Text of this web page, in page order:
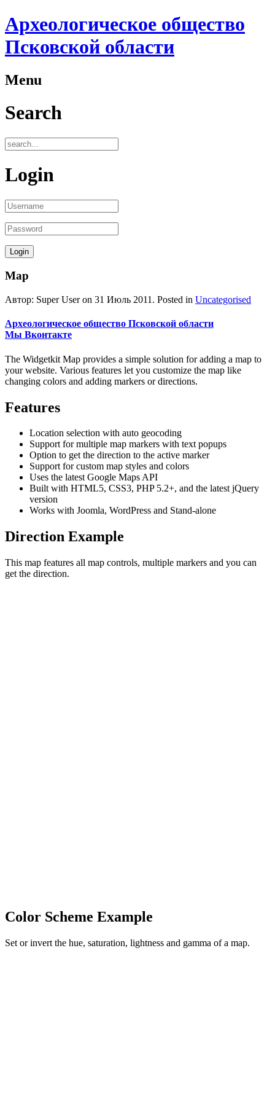
Археологическое общество
Псковской области
Menu
Search
Login
Map
Автор: Super User on 31 Июль 2011 . Posted in Uncategorised
Археологическое общество Псковской области
Мы Вконтакте
The Widgetkit Map provides a simple solution for adding a map to
your website. Various features let you customize the map like
changing colors and adding markers or directions.
Features
Location selection with auto geocoding
Support for multiple map markers with text popups
Option to get the direction to the active marker
Support for custom map styles and colors
Uses the latest Google Maps API
Built with HTML5, CSS3, PHP 5.2+, and the latest jQuery
version
Works with Joomla, WordPress and Stand-alone
Direction Example
This map features all map controls, multiple markers and you can
get the direction.
Color Scheme Example
Set or invert the hue, saturation, lightness and gamma of a map.